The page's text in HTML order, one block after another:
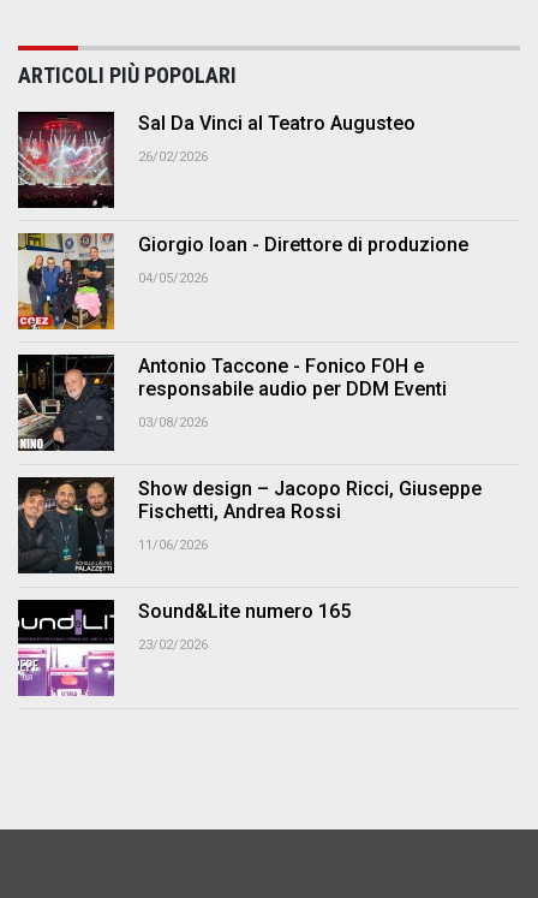
ARTICOLI PIÙ POPOLARI
Sal Da Vinci al Teatro Augusteo
26/02/2026
Giorgio Ioan - Direttore di produzione
04/05/2026
Antonio Taccone - Fonico FOH e
responsabile audio per DDM Eventi
03/08/2026
Show design – Jacopo Ricci, Giuseppe
Fischetti, Andrea Rossi
11/06/2026
Sound&Lite numero 165
23/02/2026